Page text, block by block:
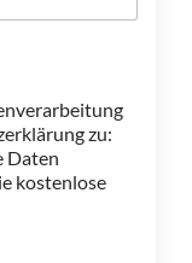
zu:
Daten
kostenlose